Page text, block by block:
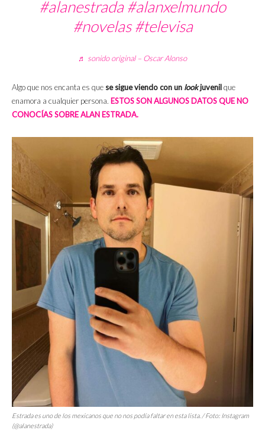
#alanestrada #alanxelmundo
#novelas #televisa
♬ sonido original – Oscar Alonso
Algo que nos encanta es que se sigue viendo con un lookjuvenilque
enamora a cualquier persona. ESTOS SON ALGUNOS DATOS QUE NO
CONOCÍAS SOBRE ALAN ESTRADA.
Estrada es uno de los mexicanos que no nos podía faltar en esta lista. / Foto: Instagram
(@alanestrada)